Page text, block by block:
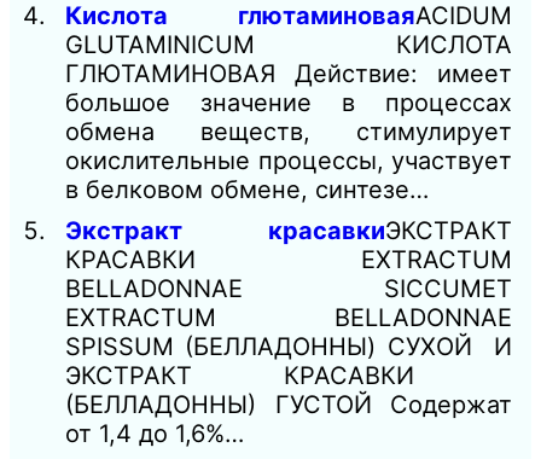
Кислота глютаминоваяACIDUM
GLUTAMINICUM КИСЛОТА
ГЛЮТАМИНОВАЯ Действие: имеет
большое значение в процессах
обмена веществ, стимулирует
окислительные процессы, участвует
в белковом обмене, синтезе…
Экстракт красавкиЭКСТРАКТ
КРАСАВКИ EXTRACTUM
BELLADONNAE SICCUMЕТ
EXTRACTUM BELLADONNAE
SPISSUM (БЕЛЛАДОННЫ) СУХОЙ И
ЭКСТРАКТ КРАСАВКИ
(БЕЛЛАДОННЫ) ГУСТОЙ Содержат
от 1,4 до 1,6%…